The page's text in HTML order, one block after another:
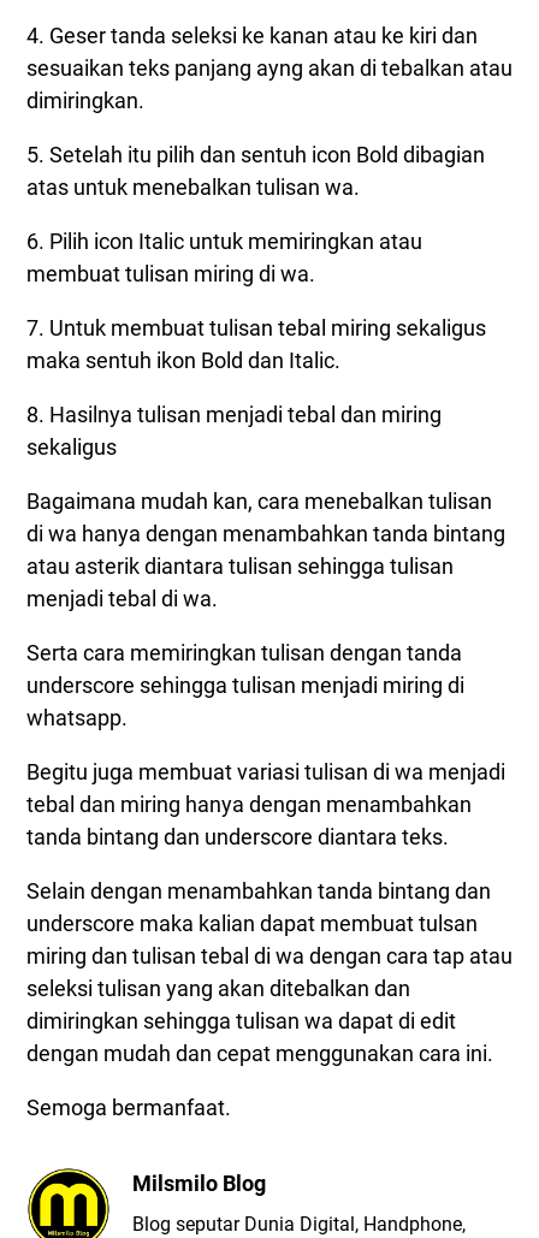
4. Geser tanda seleksi ke kanan atau ke kiri dan
sesuaikan teks panjang ayng akan di tebalkan atau
dimiringkan.
5. Setelah itu pilih dan sentuh icon Bold dibagian
atas untuk menebalkan tulisan wa.
6. Pilih icon Italic untuk memiringkan atau
membuat tulisan miring di wa.
7. Untuk membuat tulisan tebal miring sekaligus
maka sentuh ikon Bold dan Italic.
8. Hasilnya tulisan menjadi tebal dan miring
sekaligus
Bagaimana mudah kan, cara menebalkan tulisan
di wa hanya dengan menambahkan tanda bintang
atau asterik diantara tulisan sehingga tulisan
menjadi tebal di wa.
Serta cara memiringkan tulisan dengan tanda
underscore sehingga tulisan menjadi miring di
whatsapp.
Begitu juga membuat variasi tulisan di wa menjadi
tebal dan miring hanya dengan menambahkan
tanda bintang dan underscore diantara teks.
Selain dengan menambahkan tanda bintang dan
underscore maka kalian dapat membuat tulsan
miring dan tulisan tebal di wa dengan cara tap atau
seleksi tulisan yang akan ditebalkan dan
dimiringkan sehingga tulisan wa dapat di edit
dengan mudah dan cepat menggunakan cara ini.
Semoga bermanfaat.
Milsmilo Blog
Blog seputar Dunia Digital, Handphone,